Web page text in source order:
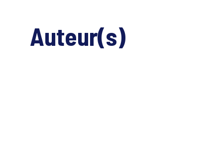
Auteur(s)